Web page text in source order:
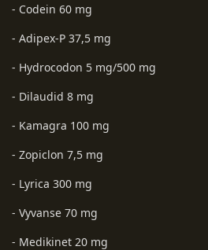
- Codein 60 mg
- Adipex-P 37,5 mg
- Hydrocodon 5 mg/500 mg
- Dilaudid 8 mg
- Kamagra 100 mg
- Zopiclon 7,5 mg
- Lyrica 300 mg
- Vyvanse 70 mg
- Medikinet 20 mg